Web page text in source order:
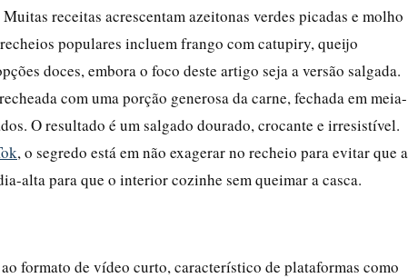
receitas acrescentam azeitonas verdes picadas e molho
populares incluem frango com catupiry, queijo
doces, embora o foco deste artigo seja a versão salgada.
com uma porção generosa da carne, fechada em meia-
O resultado é um salgado dourado, crocante e irresistível.
, o segredo está em não exagerar no recheio para evitar que a
alta para que o interior cozinhe sem queimar a casca.
formato de vídeo curto, característico de plataformas como